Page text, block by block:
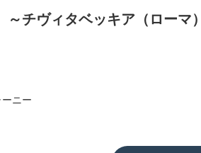
チヴィタベッキア（ローマ）
ニー